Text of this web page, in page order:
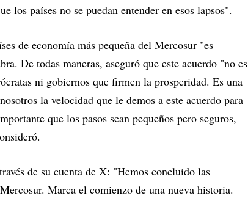
los países no se puedan entender en esos lapsos".
de economía más pequeña del Mercosur "es
De todas maneras, aseguró que este acuerdo "no es
ni gobiernos que firmen la prosperidad. Es una
la velocidad que le demos a este acuerdo para
que los pasos sean pequeños pero seguros,
de su cuenta de X: "Hemos concluido las
Marca el comienzo de una nueva historia.